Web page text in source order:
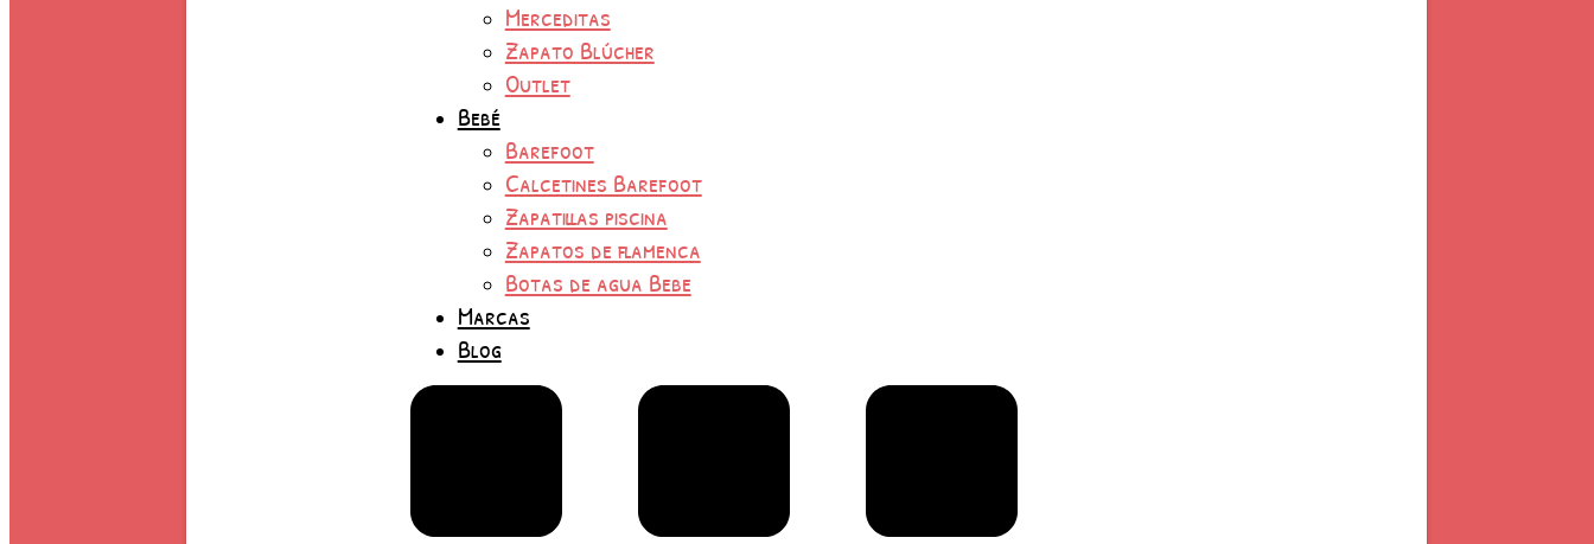
Merceditas
Zapato Blúcher
Outlet
Bebé
Barefoot
Calcetines Barefoot
Zapatillas piscina
Zapatos de flamenca
Botas de agua Bebe
Marcas
Blog